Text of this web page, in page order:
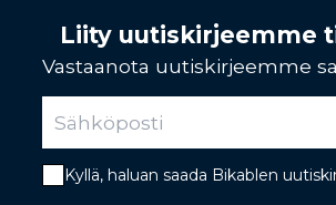
Liity uutiskirjeemme
Vastaanota uutiskirjeemme
Kyllä, haluan saada Bikablen